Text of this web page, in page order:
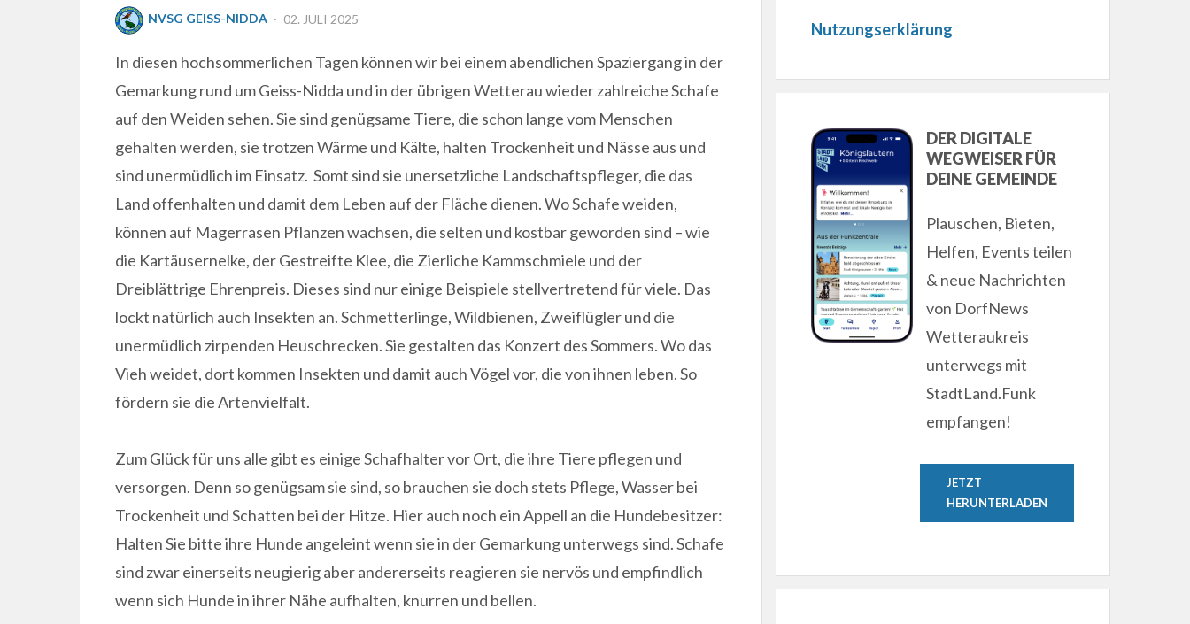
NVSG GEISS-NIDDA
POSTED
02. JULI 2025
In diesen hochsommerlichen Tagen können wir bei einem abendlichen Spaziergang in der
Gemarkung rund um Geiss-Nidda und in der übrigen Wetterau wieder zahlreiche Schafe
auf den Weiden sehen. Sie sind genügsame Tiere, die schon lange vom Menschen
gehalten werden, sie trotzen Wärme und Kälte, halten Trockenheit und Nässe aus und
sind unermüdlich im Einsatz. Somt sind sie unersetzliche Landschaftspfleger, die das
Land offenhalten und damit dem Leben auf der Fläche dienen. Wo Schafe weiden,
können auf Magerrasen Pflanzen wachsen, die selten und kostbar geworden sind – wie
die Kartäusernelke, der Gestreifte Klee, die Zierliche Kammschmiele und der
Dreiblättrige Ehrenpreis. Dieses sind nur einige Beispiele stellvertretend für viele. Das
lockt natürlich auch Insekten an. Schmetterlinge, Wildbienen, Zweiflügler und die
unermüdlich zirpenden Heuschrecken. Sie gestalten das Konzert des Sommers. Wo das
Vieh weidet, dort kommen Insekten und damit auch Vögel vor, die von ihnen leben. So
fördern sie die Artenvielfalt.
Zum Glück für uns alle gibt es einige Schafhalter vor Ort, die ihre Tiere pflegen und
versorgen. Denn so genügsam sie sind, so brauchen sie doch stets Pflege, Wasser bei
Trockenheit und Schatten bei der Hitze. Hier auch noch ein Appell an die Hundebesitzer:
Halten Sie bitte ihre Hunde angeleint wenn sie in der Gemarkung unterwegs sind. Schafe
sind zwar einerseits neugierig aber andererseits reagieren sie nervös und empfindlich
wenn sich Hunde in ihrer Nähe aufhalten, knurren und bellen.
Nutzungserklärung
DER DIGITALE
WEGWEISER FÜR
DEINE GEMEINDE
Plauschen, Bieten,
Helfen, Events teilen
& neue Nachrichten
von DorfNews
Wetteraukreis
unterwegs mit
StadtLand.Funk
empfangen!
JETZT
HERUNTERLADEN